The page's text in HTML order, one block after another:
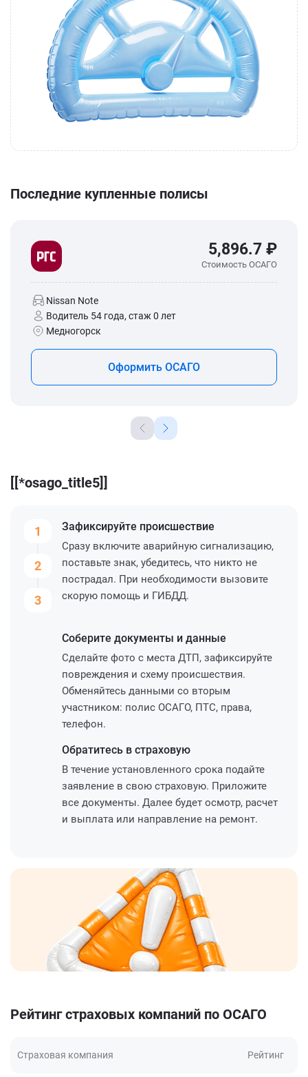
Последние купленные полисы
5,896.7 ₽
Стоимость ОСАГО
Nissan Note
Водитель 54 года, стаж 0 лет
Медногорск
Оформить ОСАГО
[[*osago_title5]]
1
2
3
Зафиксируйте происшествие
Сразу включите аварийную сигнализацию,
поставьте знак, убедитесь, что никто не
пострадал. При необходимости вызовите
скорую помощь и ГИБДД.
Соберите документы и данные
Сделайте фото с места ДТП, зафиксируйте
повреждения и схему происшествия.
Обменяйтесь данными со вторым
участником: полис ОСАГО, ПТС, права,
телефон.
Обратитесь в страховую
В течение установленного срока подайте
заявление в свою страховую. Приложите
все документы. Далее будет осмотр, расчет
и выплата или направление на ремонт.
Рейтинг страховых компаний по ОСАГО
Страховая компания Рейтинг